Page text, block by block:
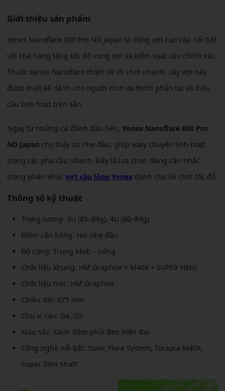
Giới thiệu sản phẩm
Yonex Nanoflare 800 Pro ND Japan là dòng vợt cao cấp nổi bật
với khả năng tăng tốc độ vung vợt và kiểm soát cầu chính xác.
Thuộc series Nanoflare thiên về lối chơi nhanh, cây vợt này
được thiết kế dành cho người chơi ưa thích phản tạt và điều
cầu linh hoạt trên sân.
Ngay từ những cú đánh đầu tiên, Yonex Nanoflare 800 Pro
ND Japan cho thấy sự nhẹ đầu, giúp xoay chuyển linh hoạt
trong các pha cầu nhanh. Đây là lựa chọn đáng cân nhắc
trong phân khúc vợt cầu lông Yonex dành cho lối chơi tốc độ.
Thông số kỹ thuật
Trọng lượng: 3U (85–89g), 4U (80–84g)
Điểm cân bằng: Hơi nhẹ đầu
Độ cứng: Trung bình – cứng
Chất liệu khung: HM Graphite + M40X + SUPER HMG
Chất liệu trục: HM Graphite
Chiều dài: 675 mm
Chu vi cán: G4, G5
Màu sắc: Xanh đậm phối đen hiện đại
Công nghệ nổi bật: Sonic Flare System, Torayca M40X,
Super Slim Shaft